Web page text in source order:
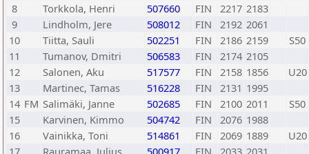
8
Torkkola, Henri 507660 FIN 2217 2183
9
Lindholm, Jere 508012 FIN 2192 2061
10
Tiitta, Sauli 502251 FIN 2186 2159
S50
11
Tumanov, Dmitri 506583 FIN 2174 2105
12
Salonen, Aku 517577 FIN 2158 1856
U20
13
Martinec, Tamas 516228 FIN 2131 1995
14 FM Salimäki, Janne 502685 FIN 2100 2011
S50
15
Karvinen, Kimmo 504742 FIN 2076 1988
16
Vainikka, Toni 514861 FIN 2069 1889
U20
17
Rauramaa, Julius 500917 FIN 2033 2031